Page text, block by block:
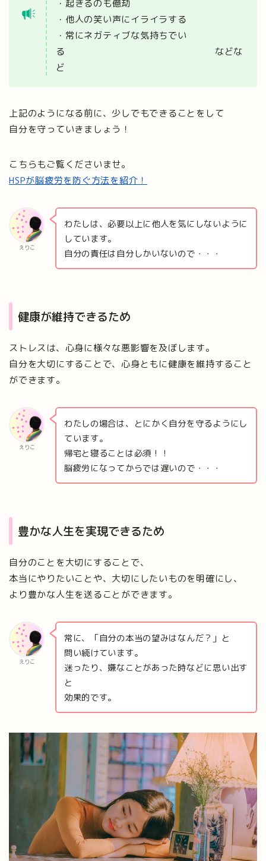
・起きるのも億劫
・他人の笑い声にイライラする
・常にネガティブな気持ちでい
る などな
ど
上記のようになる前に、少しでもできることをして
自分を守っていきましょう！
こちらもご覧くださいませ。
HSPが脳疲労を防ぐ方法を紹介！
えりこ
わたしは、必要以上に他人を気にしないように
しています。
自分の責任は自分しかいないので・・・
健康が維持できるため
ストレスは、心身に様々な悪影響を及ぼします。
自分を大切にすることで、心身ともに健康を維持すること
ができます。
えりこ
わたしの場合は、とにかく自分を守るようにし
ています。
帰宅と寝ることは必須！！
脳疲労になってからでは遅いので・・・
豊かな人生を実現できるため
自分のことを大切にすることで、
本当にやりたいことや、大切にしたいものを明確にし、
より豊かな人生を送ることができます。
えりこ
常に、「自分の本当の望みはなんだ？」と
問い続けています。
迷ったり、嫌なことがあった時などに思い出す
と
効果的です。